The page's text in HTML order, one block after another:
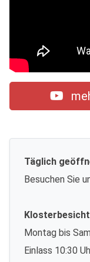
Täglich
Besuchen Sie
Montag bis
Einlass 10:30